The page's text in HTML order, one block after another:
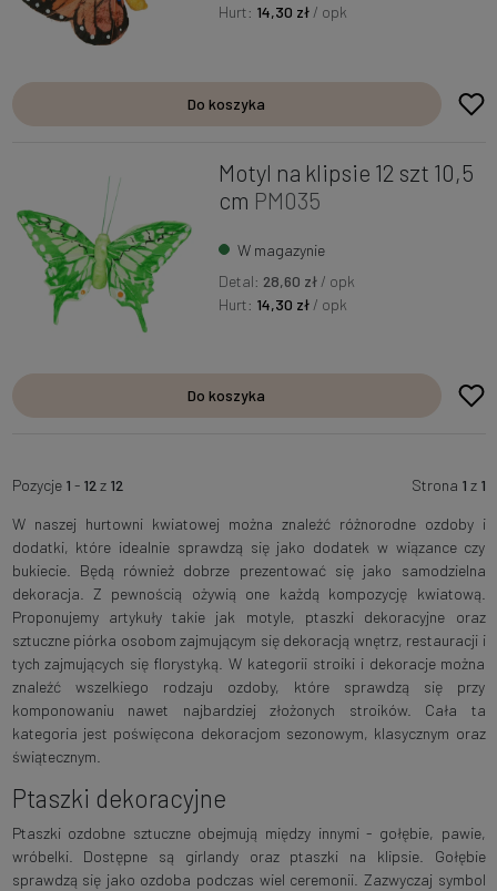
Hurt: 14,30 zł/ opk
Do koszyka
Motyl na klipsie 12 szt 10,5
cm PM035
W magazynie
Detal: 28,60 zł / opk
Hurt: 14,30 zł / opk
Do koszyka
Pozycje 1 - 12 z 12 Strona 1 z 1
W naszej hurtowni kwiatowej można znaleźć różnorodne ozdoby i
dodatki, które idealnie sprawdzą się jako dodatek w wiązance czy
bukiecie. Będą również dobrze prezentować się jako samodzielna
dekoracja. Z pewnością ożywią one każdą kompozycję kwiatową.
Proponujemy artykuły takie jak motyle, ptaszki dekoracyjne oraz
sztuczne piórka osobom zajmującym się dekoracją wnętrz, restauracji i
tych zajmujących się florystyką. W kategorii stroiki i dekoracje można
znaleźć wszelkiego rodzaju ozdoby, które sprawdzą się przy
komponowaniu nawet najbardziej złożonych stroików. Cała ta
kategoria jest poświęcona dekoracjom sezonowym, klasycznym oraz
świątecznym.
Ptaszki dekoracyjne
Ptaszki ozdobne sztuczne obejmują między innymi - gołębie, pawie,
wróbelki. Dostępne są girlandy oraz ptaszki na klipsie. Gołębie
sprawdzą się jako ozdoba podczas wiel ceremonii. Zazwyczaj symbol